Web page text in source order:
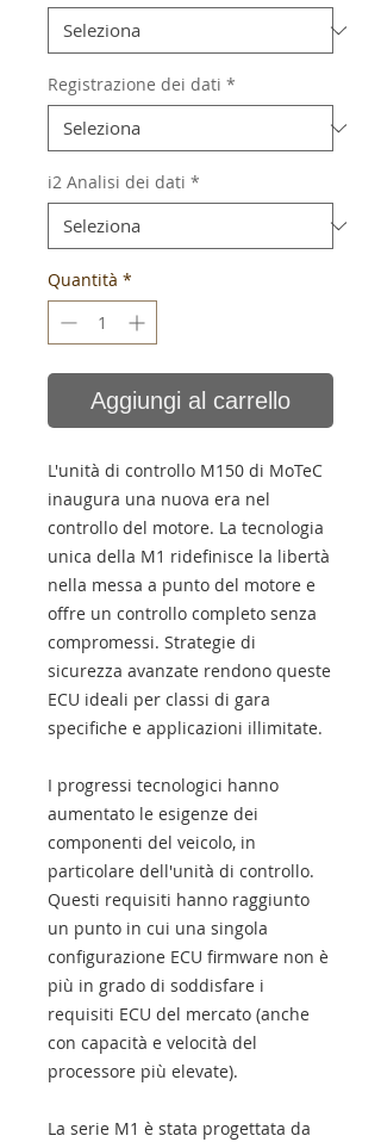
Registrazione dei dati *
i2 Analisi dei dati *
Quantità *
Aggiungi al carrello
L'unità di controllo M150 di MoTeC
inaugura una nuova era nel
controllo del motore. La tecnologia
unica della M1 ridefinisce la libertà
nella messa a punto del motore e
offre un controllo completo senza
compromessi. Strategie di
sicurezza avanzate rendono queste
ECU ideali per classi di gara
specifiche e applicazioni illimitate.
I progressi tecnologici hanno
aumentato le esigenze dei
componenti del veicolo, in
particolare dell'unità di controllo.
Questi requisiti hanno raggiunto
un punto in cui una singola
configurazione ECU firmware non è
più in grado di soddisfare i
requisiti ECU del mercato (anche
con capacità e velocità del
processore più elevate).
La serie M1 è stata progettata da